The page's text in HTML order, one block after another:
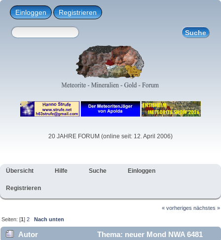
Einloggen Registrieren
20 JAHRE FORUM (online seit: 12. April 2006)
Übersicht Hilfe Suche Einloggen
Registrieren
« vorheriges nächstes »
Seiten: [1]2 Nach unten
Autor
Thema: neuer Mond NWA 6481